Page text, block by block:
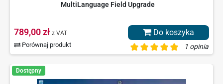
1 opinia
MultiLanguage Field Upgrade
789,00 zł z VAT
Porównaj produkt
Do koszyka
Dostępny